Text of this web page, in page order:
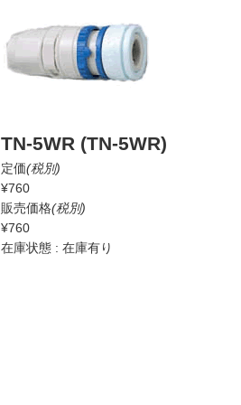
TN-5WR (TN-5WR)
定価(税別)
¥760
販売価格(税別)
¥760
在庫状態 : 在庫有り